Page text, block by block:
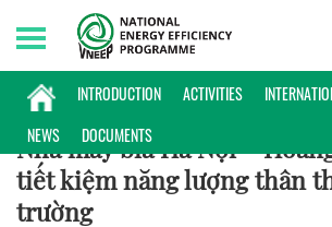
INTRODUCTION ACTIVITIES
NEWS
DOCUMENTS
Sunday, 09/08/2026 | 22:23 GMT+7
KINH NGHIỆM
Nhà máy bia Hà Nội –
tiết kiệm năng lượng thân
trường